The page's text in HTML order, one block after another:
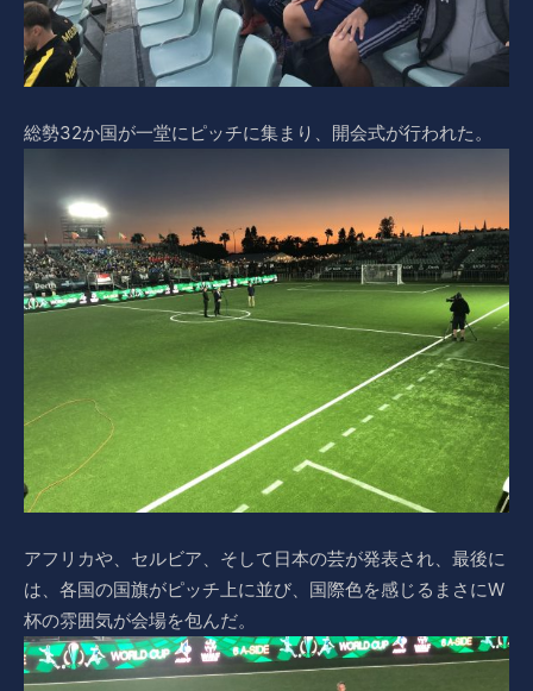
総勢32か国が一堂にピッチに集まり、開会式が行われた。
アフリカや、セルビア、そして日本の芸が発表され、最後に
は、各国の国旗がピッチ上に並び、国際色を感じるまさにW
杯の雰囲気が会場を包んだ。